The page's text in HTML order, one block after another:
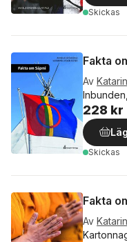
Skickas
Fakta
Av
228 kr
Skickas
Fakta
Av